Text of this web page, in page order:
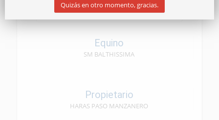
30/11/2024
Equino
SM BALTHISSIMA
Propietario
HARAS PASO MANZANERO
Quizás en otro momento, gracias.